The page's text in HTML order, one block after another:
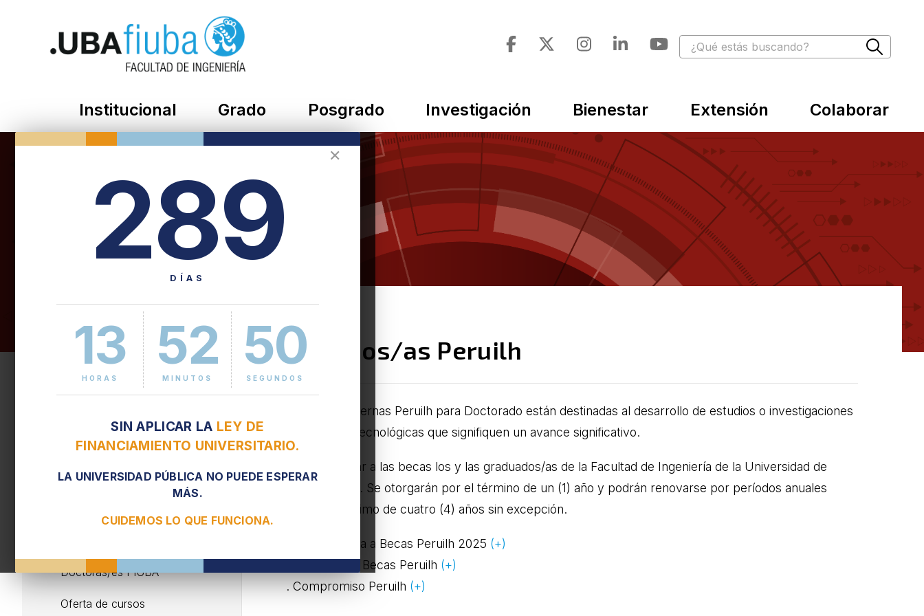
Institucional Grado Posgrado Investigación Bienestar Extensión Colaborar
✕
289
DÍAS
13
HORAS
52
MINUTOS
51
SEGUNDOS
SIN APLICAR LA LEY DE
FINANCIAMIENTO UNIVERSITARIO.
LA UNIVERSIDAD PÚBLICA NO PUEDE ESPERAR
MÁS.
CUIDEMOS LO QUE FUNCIONA.
Reglamento y normativa
Condiciones de admisión
Comisión de Doctorado
Doctorandos/as activos/as
Becarios/as Peruilh
Programa de retención de
Doctoras/es FIUBA
Oferta de cursos
Becarios/as Peruilh
Las Becas Internas Peruilh para Doctorado están destinadas al desarrollo de estudios o investigaciones
científicas o tecnológicas que signifiquen un avance significativo.
Podrán aspirar a las becas los y las graduados/as de la Facultad de Ingeniería de la Universidad de
Buenos Aires. Se otorgarán por el término de un (1) año y podrán renovarse por períodos anuales
hasta un máximo de cuatro (4) años sin excepción.
. Convocatoria a Becas Peruilh 2025 (+)
· Reglamento Becas Peruilh (+)
. Compromiso Peruilh (+)